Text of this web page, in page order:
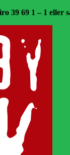
69 1 – 1 eller